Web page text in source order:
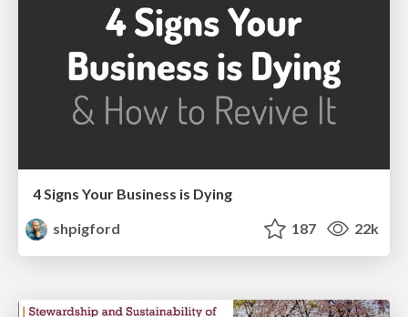
4 Signs Your Business is Dying
shpigford
187 22k